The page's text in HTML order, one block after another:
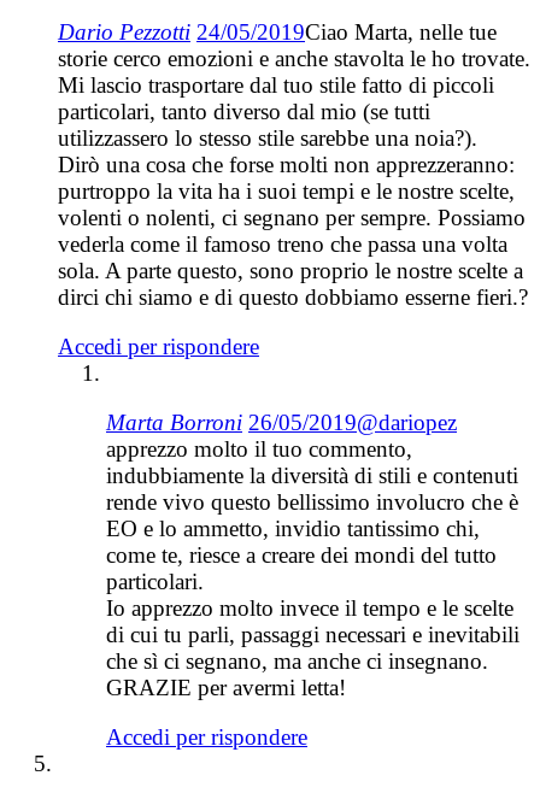
Dario Pezzotti 24/05/2019Ciao Marta, nelle tue
storie cerco emozioni e anche stavolta le ho trovate.
Mi lascio trasportare dal tuo stile fatto di piccoli
particolari, tanto diverso dal mio (se tutti
utilizzassero lo stesso stile sarebbe una noia?).
Dirò una cosa che forse molti non apprezzeranno:
purtroppo la vita ha i suoi tempi e le nostre scelte,
volenti o nolenti, ci segnano per sempre. Possiamo
vederla come il famoso treno che passa una volta
sola. A parte questo, sono proprio le nostre scelte a
dirci chi siamo e di questo dobbiamo esserne fieri.?
Accedi per rispondere
Marta Borroni 26/05/2019@dariopez
apprezzo molto il tuo commento,
indubbiamente la diversità di stili e contenuti
rende vivo questo bellissimo involucro che è
EO e lo ammetto, invidio tantissimo chi,
come te, riesce a creare dei mondi del tutto
particolari.
Io apprezzo molto invece il tempo e le scelte
di cui tu parli, passaggi necessari e inevitabili
che sì ci segnano, ma anche ci insegnano.
GRAZIE per avermi letta!
Accedi per rispondere